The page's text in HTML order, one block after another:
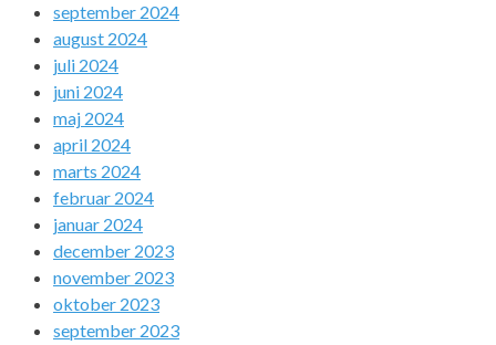
september 2024
august 2024
juli 2024
juni 2024
maj 2024
april 2024
marts 2024
februar 2024
januar 2024
december 2023
november 2023
oktober 2023
september 2023